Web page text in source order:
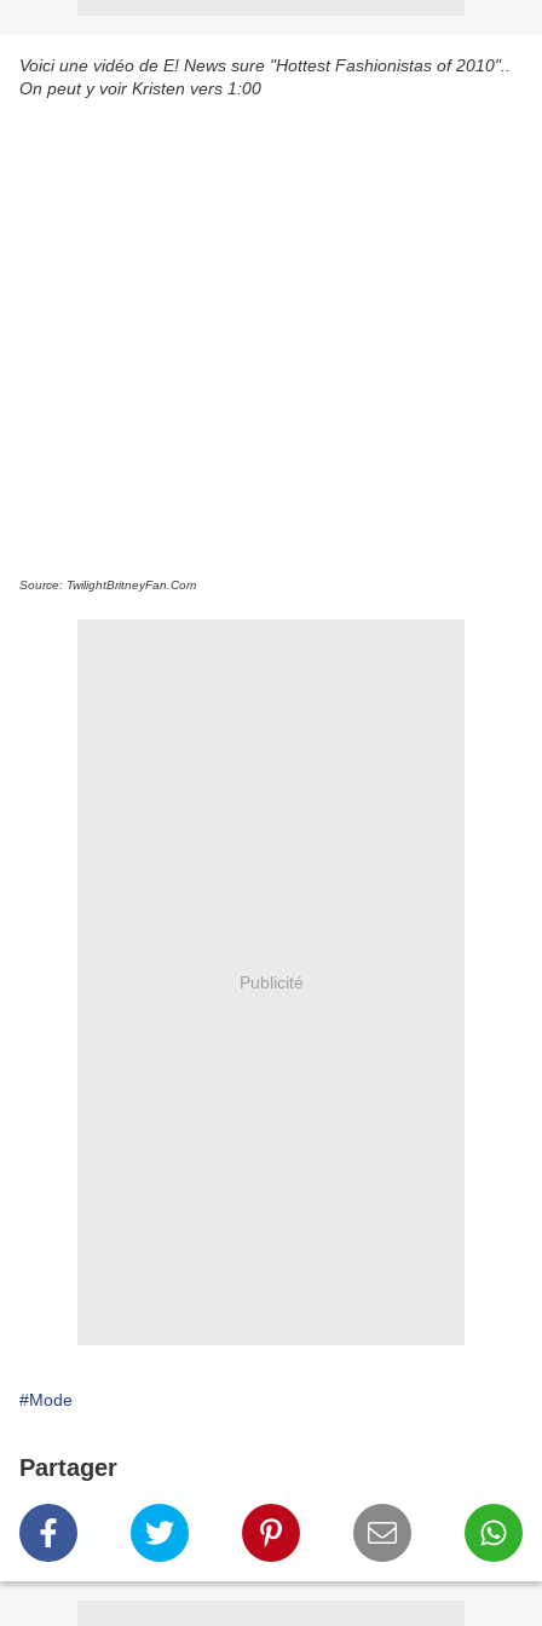
Voici une vidéo de E! News sure "Hottest Fashionistas of 2010"..
On peut y voir Kristen vers 1:00
Source: TwilightBritneyFan.Com
Publicité
#Mode
Partager